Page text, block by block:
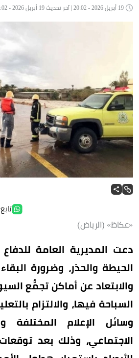
«عكاظ» (الرياض)
دعت المديرية العامة
الحيطة والحذر، وضرورة
والابتعاد عن أماكن تجمُّع
السباحة فيها، والالتزام
وسائل الإعلام المختلفة
الاجتماعي، وذلك بعد